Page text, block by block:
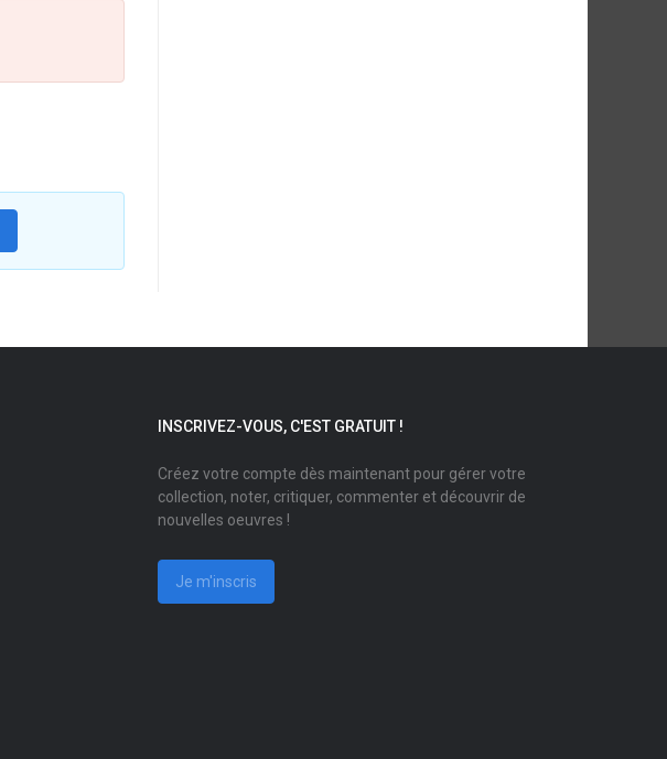
INSCRIVEZ-VOUS, C'EST GRATUIT !
Créez votre compte dès maintenant pour gérer votre
collection, noter, critiquer, commenter et découvrir de
nouvelles oeuvres !
Je m'inscris